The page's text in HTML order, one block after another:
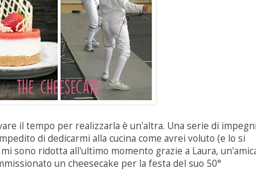
il tempo per realizzarla è un'altra. Una serie di impegni
di dedicarmi alla cucina come avrei voluto (e lo si
sono ridotta all'ultimo momento grazie a Laura,
un cheesecake per la festa del suo 50°